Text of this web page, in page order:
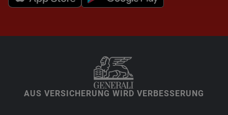
AUS VERSICHERUNG WIRD VERBESSERUNG